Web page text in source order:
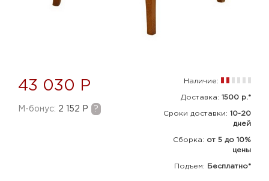
43 030 Р
M-бонус: 2 152 Р ?
Наличие:
Доставка: 1500 р.*
Сроки доставки: 10-20
дней
Сборка: от 5 до 10%
цены
Подъем: Бесплатно*